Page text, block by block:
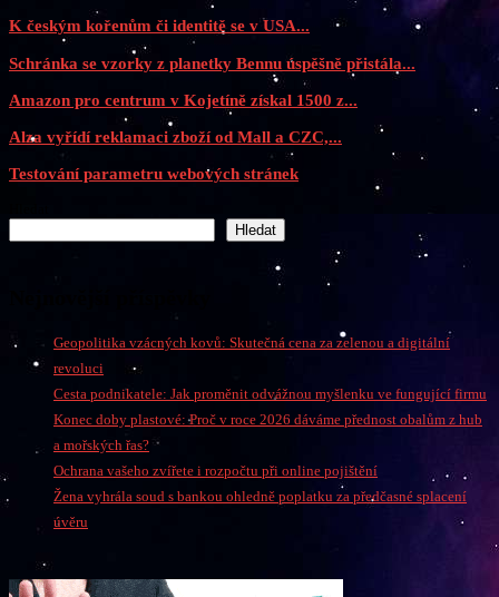
K českým kořenům či identitě se v USA...
Schránka se vzorky z planetky Bennu úspěšně přistála...
Amazon pro centrum v Kojetíně získal 1500 z...
Alza vyřídí reklamaci zboží od Mall a CZC,...
Testování parametru webových stránek
Hledat
Geopolitika vzácných kovů: Skutečná cena za zelenou a digitální
revoluci
Cesta podnikatele: Jak proměnit odvážnou myšlenku ve fungující firmu
Konec doby plastové: Proč v roce 2026 dáváme přednost obalům z hub
a mořských řas?
Ochrana vašeho zvířete i rozpočtu při online pojištění
Žena vyhrála soud s bankou ohledně poplatku za předčasné splacení
úvěru